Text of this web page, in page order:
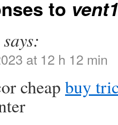
to
says:
at 12 h 12 min
cheap buy